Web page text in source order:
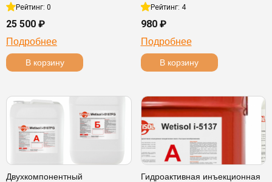
Рейтинг: 0
25 500 ₽
Подробнее
В корзину
Рейтинг: 4
980 ₽
Подробнее
В корзину
Двухкомпонентный
Гидроактивная инъекционная